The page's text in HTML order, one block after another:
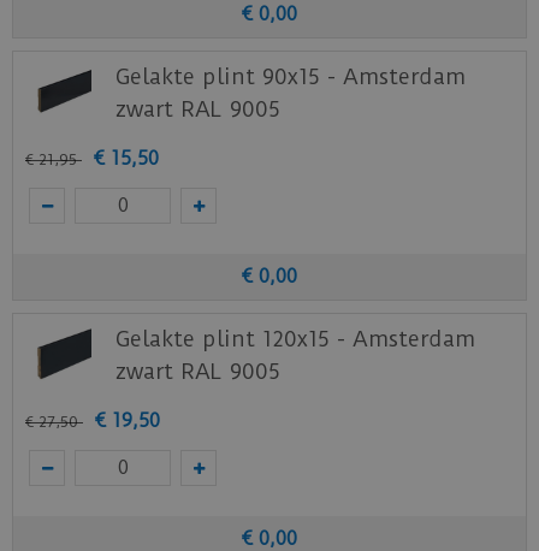
€ 0,00
Gelakte plint 90x15 - Amsterdam
zwart RAL 9005
€ 21,95 € 15,50
€ 0,00
Gelakte plint 120x15 - Amsterdam
zwart RAL 9005
€ 27,50 € 19,50
€ 0,00